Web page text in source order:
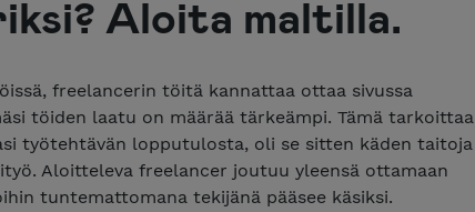
Aloita maltilla.
freelancerin töitä kannattaa ottaa sivussa
töiden laatu on määrää tärkeämpi. Tämä tarkoittaa
työtehtävän lopputulosta, oli se sitten käden taitoja
Aloitteleva freelancer joutuu yleensä ottamaan
tuntemattomana tekijänä pääsee käsiksi.